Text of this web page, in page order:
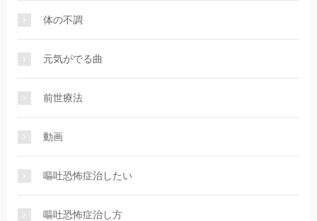
体の不調
元気がでる曲
前世療法
動画
嘔吐恐怖症治したい
嘔吐恐怖症治し方